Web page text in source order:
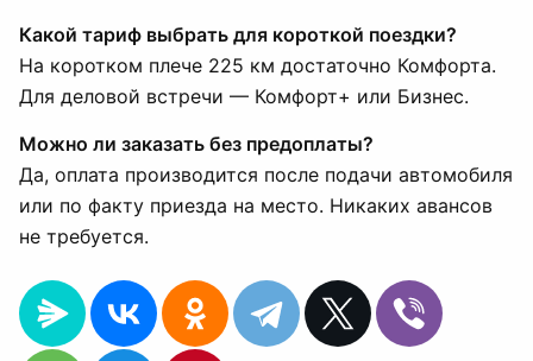
Какой тариф выбрать для короткой поездки?
На коротком плече 225 км достаточно Комфорта.
Для деловой встречи — Комфорт+ или Бизнес.
Можно ли заказать без предоплаты?
Да, оплата производится после подачи автомобиля
или по факту приезда на место. Никаких авансов
не требуется.